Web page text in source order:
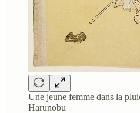
Une jeune femme dans la
Harunobu